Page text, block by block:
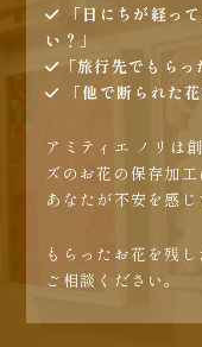
「日にちが経っ
い？」
「旅行先でもら
「他で断られた
アミティエ ノリは
ズのお花の保存加工
あなたが不安を感
もらったお花を残
ご相談ください。